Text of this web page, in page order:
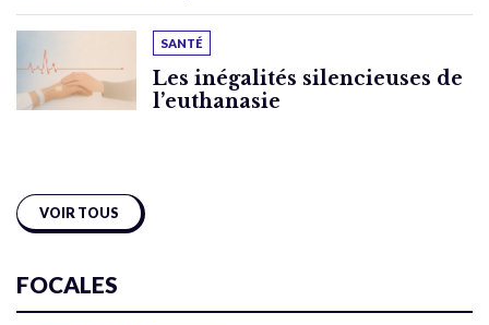
SANTÉ
Les inégalités silencieuses de
l’euthanasie
VOIR TOUS
FOCALES